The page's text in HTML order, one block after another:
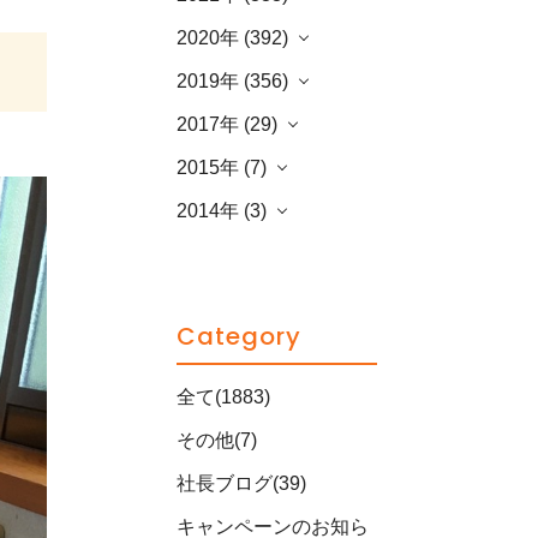
2020年 (392)
2019年 (356)
2017年 (29)
2015年 (7)
2014年 (3)
Category
全て(1883)
その他(7)
社長ブログ(39)
キャンペーンのお知ら